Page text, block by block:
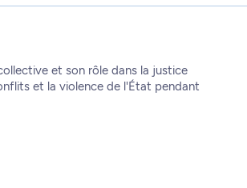
et son rôle dans la justice
et la violence de l'État pendant